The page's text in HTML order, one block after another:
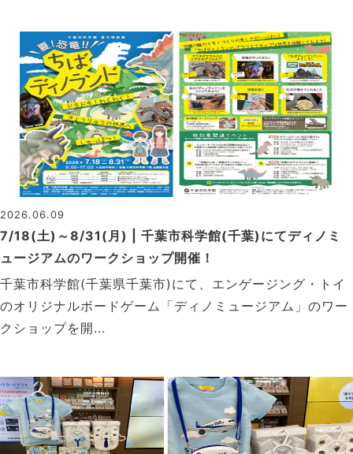
2026.06.09
7/18(土)～8/31(月) | 千葉市科学館(千葉)にてディノミ
ュージアムのワークショップ開催！
千葉市科学館(千葉県千葉市)にて、エンゲージング・トイ
のオリジナルボードゲーム「ディノミュージアム」のワー
クショップを開...